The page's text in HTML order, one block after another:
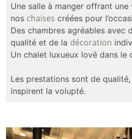
Une salle à manger offrant une
nos chaises créées pour
Des chambres agréables avec
qualité et de la décoration
Un chalet luxueux lové dans le
Les prestations sont de
inspirent la volupté.